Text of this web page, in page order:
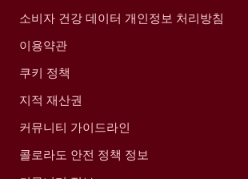
소비자 건강 데이터 개인정보 처리방침
이용약관
쿠키 정책
지적 재산권
커뮤니티 가이드라인
콜로라도 안전 정책 정보